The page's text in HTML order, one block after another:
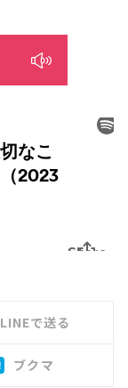
LINEで送る
ブクマ